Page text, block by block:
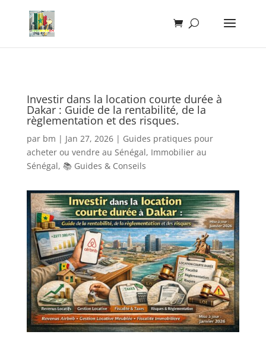
Investir dans la location courte durée à
Dakar : Guide de la rentabilité, de la
règlementation et des risques.
par bm | Jan 27, 2026| Guides pratiques pour
acheter ou vendre au Sénégal, Immobilier au
Sénégal, 📚 Guides & Conseils